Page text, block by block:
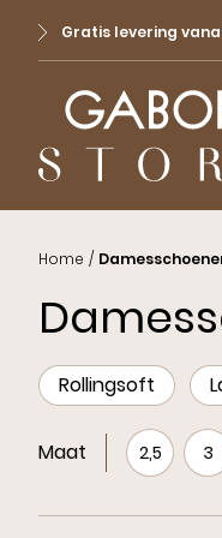
Gratis levering
Home /
Rollingsoft
Maat 2,5 3